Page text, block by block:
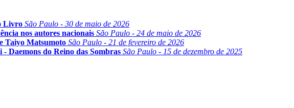
Livro São Paulo - 30 de maio de 2026
nos autores nacionais São Paulo - 24 de maio de 2026
Taiyo Matsumoto São Paulo - 21 de fevereiro de 2026
Daemons do Reino das Sombras São Paulo - 15 de dezembro de 2025